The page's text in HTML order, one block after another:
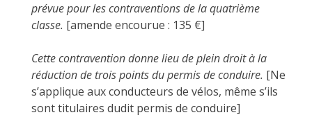
prévue pour les contraventions de la quatrième
classe. [amende encourue : 135 €]
Cette contravention donne lieu de plein droit à la
réduction de trois points du permis de conduire. [Ne
s’applique aux conducteurs de vélos, même s’ils
sont titulaires dudit permis de conduire]